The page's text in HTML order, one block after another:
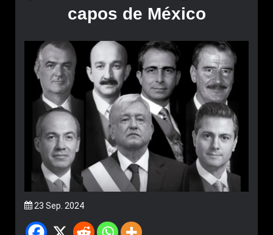
capos de México
23 Sep. 2024